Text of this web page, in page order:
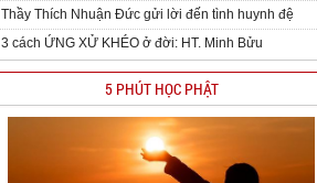
Thầy Thích Nhuận Đức gửi lời đến tình huynh đệ
3 cách ỨNG XỬ KHÉO ở đời: HT. Minh Bửu
5 PHÚT HỌC PHẬT